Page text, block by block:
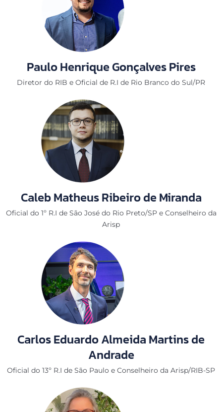
Paulo Henrique Gonçalves Pires
Diretor do RIB e Oficial de R.I de Rio Branco do Sul/PR
Caleb Matheus Ribeiro de Miranda
Oficial do 1º R.I de São José do Rio Preto/SP e Conselheiro da
Arisp
Carlos Eduardo Almeida Martins de
Andrade
Oficial do 13º R.I de São Paulo e Conselheiro da Arisp/RIB-SP